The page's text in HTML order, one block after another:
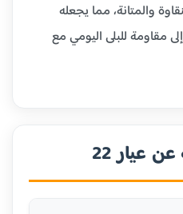
بين النقاوة والمتانة، مما يجعله
مقاومة للبلى اليومي مع
عيار 22